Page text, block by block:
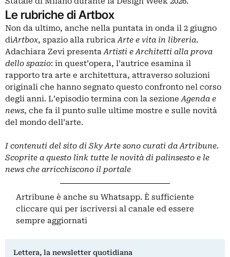
Le rubriche di Artbox
Non da ultimo, anche nella puntata in onda il 2 giugno
diArtbox, spazio alla rubricaArte e vita in libreria.
Adachiara Zevi presentaArtisti e Architetti alla prova
dello spazio: in quest’opera, l’autrice esamina il
rapporto tra arte e architettura, attraverso soluzioni
originali che hanno segnato questo confronto nel corso
degli anni. L’episodio termina con la sezioneAgenda e
news, che fa il punto sulle ultime mostre e sulle novità
del mondo dell’arte.
I contenuti del sito di Sky Arte sono curati da Artribune.
Scoprite a questo link tutte le novità di palinsesto e le
news che arricchiscono il portale
Artribune è anche su Whatsapp. È sufficiente
cliccare qui per iscriversi al canale ed essere
sempre aggiornati
Lettera, la newsletter quotidiana